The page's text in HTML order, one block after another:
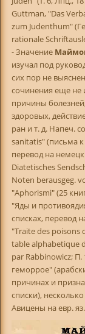
Guttman, "Das
zum Judenthum"
rationale
- Значение
изучал под
сих пор не
сочинения еще не
причины
здоровых,
ран и т. д. Напеч.
sanitatis" (письма к
перевод на
Diatetisches
Noten berausgeg.
"Aphorismi" (25
"Яды и
списках, перевод
"Traite des poisons
table alphabetique
par Rabbinowicz;
геморрое"
причинах и
списки),
Авицены на евр. яз.